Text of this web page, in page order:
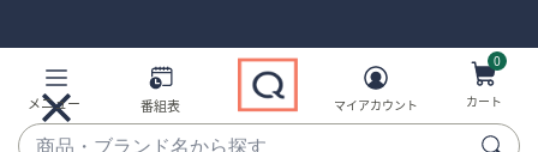
Links
Links2
メニュー 番組表
商
マイアカウント
0
カート